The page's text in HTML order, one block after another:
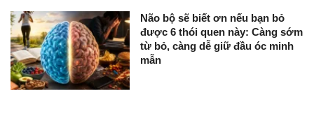
Não bộ sẽ biết ơn nếu bạn bỏ
được 6 thói quen này: Càng sớm
từ bỏ, càng dễ giữ đầu óc minh
mẫn